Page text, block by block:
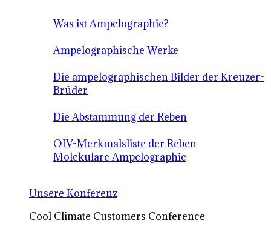
Was ist Ampelographie?
Ampelographische Werke
Die ampelographischen Bilder der Kreuzer-
Brüder
Die Abstammung der Reben
OIV-Merkmalsliste der Reben
Molekulare Ampelographie
Unsere Konferenz
Cool Climate Customers Conference